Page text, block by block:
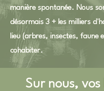
manière spontanée. Nous
désormais 3 + les milliers
lieu (arbres, insectes, faune
cohabiter.
Sur nous, vos